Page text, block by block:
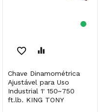
favorite_border equalizer
Chave Dinamométrica
Ajustável para Uso
Industrial 1' 150~750
ft.lb. KING TONY